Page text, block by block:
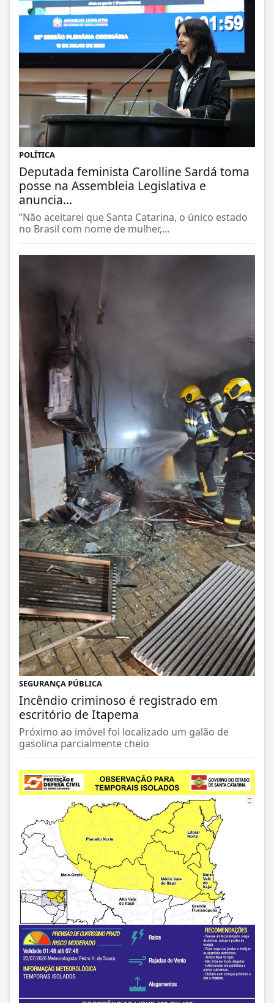
POLÍTICA
Deputada feminista Carolline Sardá toma
posse na Assembleia Legislativa e
anuncia...
”Não aceitarei que Santa Catarina, o único estado
no Brasil com nome de mulher,...
SEGURANÇA PÚBLICA
Incêndio criminoso é registrado em
escritório de Itapema
Próximo ao imóvel foi localizado um galão de
gasolina parcialmente cheio